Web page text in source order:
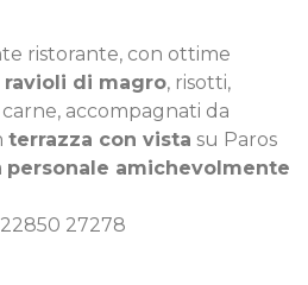
ristorante, con ottime
ravioli di magro, risotti,
accompagnati da
terrazza con vista su Paros
personale amichevolmente
27278